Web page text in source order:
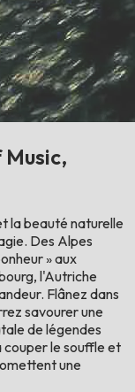
la beauté naturelle
Des Alpes
» aux
l'Autriche
Flânez dans
savourer une
de légendes
couper le souffle et
une